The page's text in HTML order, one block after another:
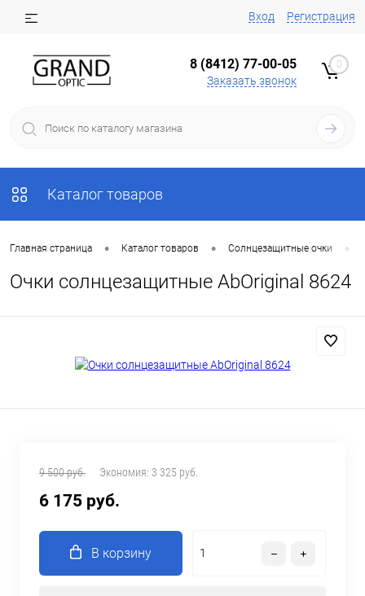
Вход Регистрация
8 (8412) 77-00-05
Заказать звонок
0
Каталог товаров
Главная страница • Каталог товаров • Солнцезащитные очки •
Очки солнцезащитные AbOriginal 8624
9 500 руб. Экономия: 3 325 руб.
6 175 руб.
В корзину